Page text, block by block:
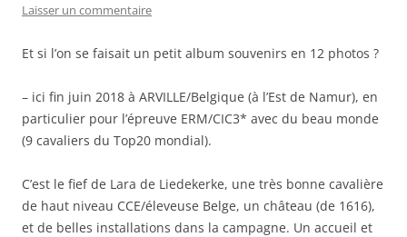
Laisser un commentaire
Et si l’on se faisait un petit album souvenirs en 12 photos ?
– ici fin juin 2018 à ARVILLE/Belgique (à l’Est de Namur), en
particulier pour l’épreuve ERM/CIC3* avec du beau monde
(9 cavaliers du Top20 mondial).
C’est le fief de Lara de Liedekerke, une très bonne cavalière
de haut niveau CCE/éleveuse Belge, un château (de 1616),
et de belles installations dans la campagne. Un accueil et